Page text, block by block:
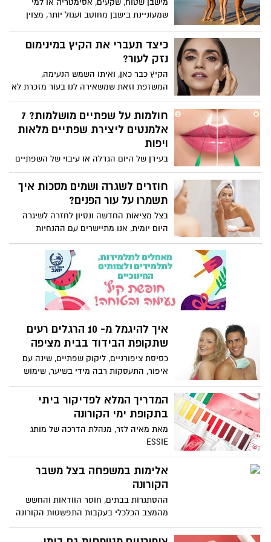
מישבן שטוח, שקעים, אסימטריה או למי
שמעוניינת בישבן מחוטב ועגול יותר, מצוין
היאלרונית ייעודית לגוף ולאזורים גדולים כמו
ישבן להבדיל מחומצה היאלרונית המוזרקת
לפנים כאן החומר יכול לשמור על ריכוז ונפח
גבוהה. עיצוב ישבן בהזרקה נעשה תחת
הרדמה מקומית, ע"י מחט מיוחדת המאפשרת
מתן נפח לרקמה ומילוי חוסרים במקומות
המתאימים.
כיצד תעברי את הקיץ במינימום
נזק לעור?
הקיץ כבר כאן, ואיתו השמש הנעימה,
המשזפת וזאת שמשאירה לנו בעור מזכרת לא
יפה בדמות כתמים, יובש עור, קמטוטים
ושינויים במרקם העור. בקיץ נדרשת היערכות
מיוחדת לטיפול בעור ומניעת נזקים. כיצד
הנזקים?
חולמות על שפתיים מושלמות? 7
אלמנטים ליצירת שפתיים מלאות
ויפות
בעידן של היום הגדלה או עיבוי של השפתיים
נחשבת לאחת מהפעולות הנפוצות
והפופולאריות ביותר בתחום הרפואה
האסתטית. שפתיים יפות הן סימן היכר ליופי,
קיימים שבעת האלמנטים שבהם הם בוחנים
בכדי ליצור שפתיים מושלמות מלאות
חוזרים לשגרה ושמים מסכות איך
תשמרו על עור הפנים?
בצל מציאות החדשה ונסיון לחזרה לשיגרה
היום יומית, אנו מתיישרים עם ההנחיות
החדשות של משרד הבריאות בכל תחומי
החיים: יציאה לעבודה, חינוך, קניות ועד שגרת
הטיפוח. ההנחיה המחייבת להסתובב עם
מסכת מיגון, במרחב הציבורי, משפיעה כמובן
גם על עור הפנים שלנו ולמה היא גורמת?
איך להיגמל מ- 10 הרגלים רעים
שתקופת הבידוד בבית מציפה
כסיסת ציפורניים, ליקוק שפתיים, שינה עם
איפור, התעסקות רבה מידי בשיער, שימוש
מוגזם בקרם לחות - כמעט כל אחד 'חוטא'
בהם לפעמים. ירין שחף - מנהל בית הספר
למקצועות האיפור הסטיילינג והתסרוקות -
מסביר
המדריך המלא לפדיקור ביתי
בתקופת ימי הקורונה
מאת מאיה לזר, מנהלת הדרכה של מותג
ESSIE
אלימות במשפחה בצל משבר
הקורונה
ההסתגרות בבתים, חוסר הוודאות והחשש
מהמצב הכלכלי בעקבות התפשטות הקורונה
מביאים לעלייה משמעותית בפניות לקווי
חירום לסיוע לנפגעות ונפגעי אלימות בתוך